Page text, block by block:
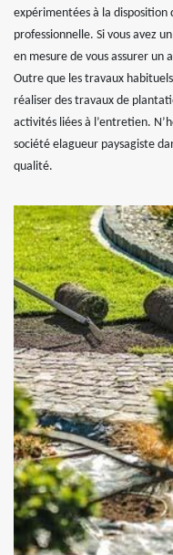
expérimentées à la
professionnelle. Si vous avez
en mesure de vous assurer
Outre que les travaux
réaliser des travaux de
activités liées à l’entretien.
société elagueur paysagiste
qualité.